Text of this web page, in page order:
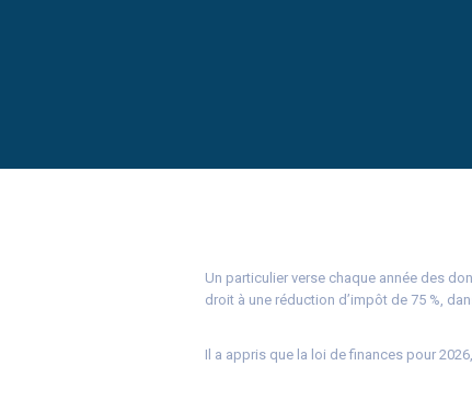
Un particulier verse chaque année des
droit à une réduction d’impôt de 75 %,
Il a appris que la loi de finances pour